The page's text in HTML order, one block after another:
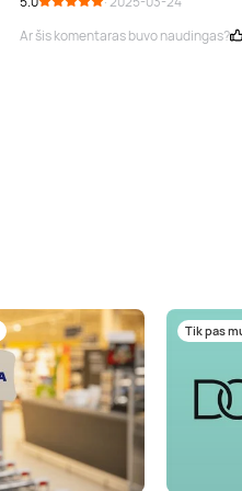
Ar šis komentaras buvo naudingas?
Tik pas